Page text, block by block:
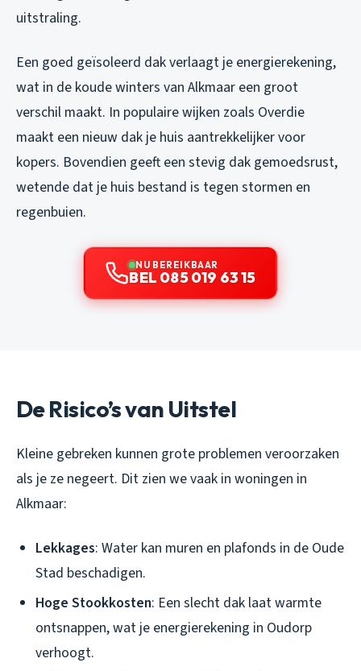
uitstraling.
Een goed geïsoleerd dak verlaagt je energierekening,
wat in de koude winters van Alkmaar een groot
verschil maakt. In populaire wijken zoals Overdie
maakt een nieuw dak je huis aantrekkelijker voor
kopers. Bovendien geeft een stevig dak gemoedsrust,
wetende dat je huis bestand is tegen stormen en
regenbuien.
NU BEREIKBAAR
BEL 085 019 63 15
De Risico’s van Uitstel
Kleine gebreken kunnen grote problemen veroorzaken
als je ze negeert. Dit zien we vaak in woningen in
Alkmaar:
Lekkages: Water kan muren en plafonds in de Oude
Stad beschadigen.
Hoge Stookkosten: Een slecht dak laat warmte
ontsnappen, wat je energierekening in Oudorp
verhoogt.